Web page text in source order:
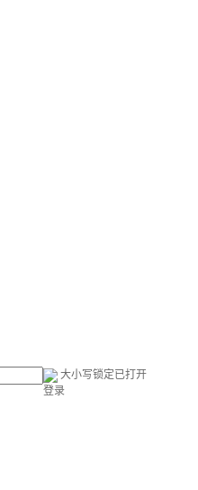
大小写锁定已打开
登录